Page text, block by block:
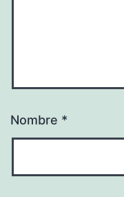
Nombre *